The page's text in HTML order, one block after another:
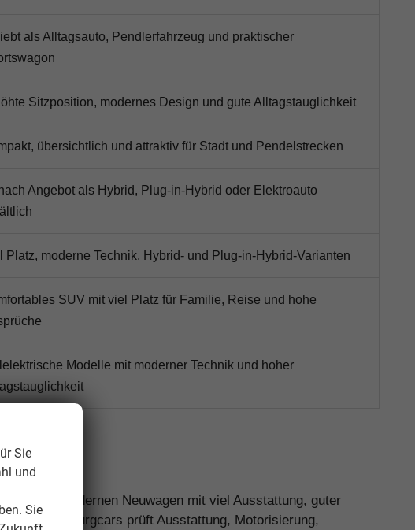
als Alltagsauto, Pendlerfahrzeug und praktischer
Sitzposition, modernes Design und gute Alltagstauglichkeit
übersichtlich und attraktiv für Stadt und Pendelstrecken
Angebot als Hybrid, Plug-in-Hybrid oder Elektroauto
Platz, moderne Technik, Hybrid- und Plug-in-Hybrid-Varianten
SUV mit viel Platz für Familie, Reise und hohe
Modelle mit moderner Technik und hoher
einen modernen Neuwagen mit viel Ausstattung, guter
Hamburgcars prüft Ausstattung, Motorisierung,
Sie
und
Sie